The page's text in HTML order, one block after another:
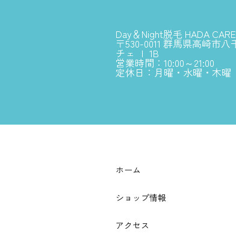
Day＆Night脱毛 HADA
〒530-0011 群馬県高崎市
チェ Ｉ 1B
営業時間：10:00～21:00
定休日：月曜・水曜・木曜
ホーム
ショップ情報
アクセス